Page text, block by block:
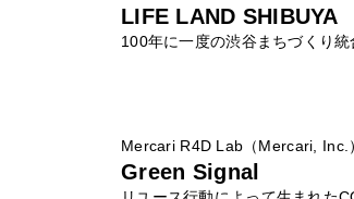
LIFE LAND SHIBUYA
100年に一度の渋谷まちづくり統
Mercari R4D Lab（Mercari, Inc.
Green Signal